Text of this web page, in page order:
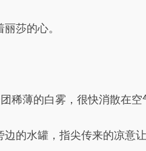
莎的心。
稀薄的白雾，很快消散在空
的水罐，指尖传来的凉意